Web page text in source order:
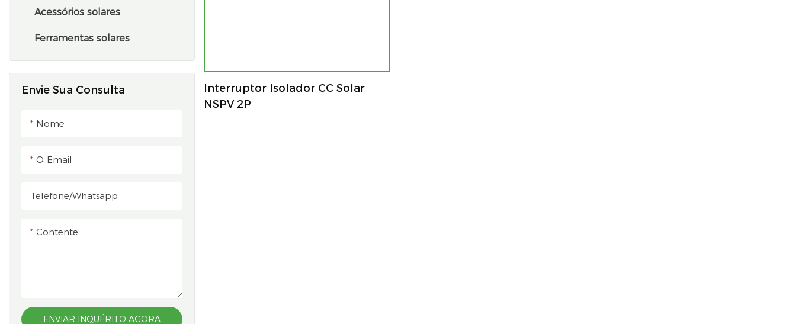
Acessórios solares
Ferramentas solares
Envie Sua Consulta
Nome
O Email
Telefone/whatsapp
Contente
ENVIAR INQUÉRITO AGORA
Interruptor Isolador CC Solar
NSPV 2P